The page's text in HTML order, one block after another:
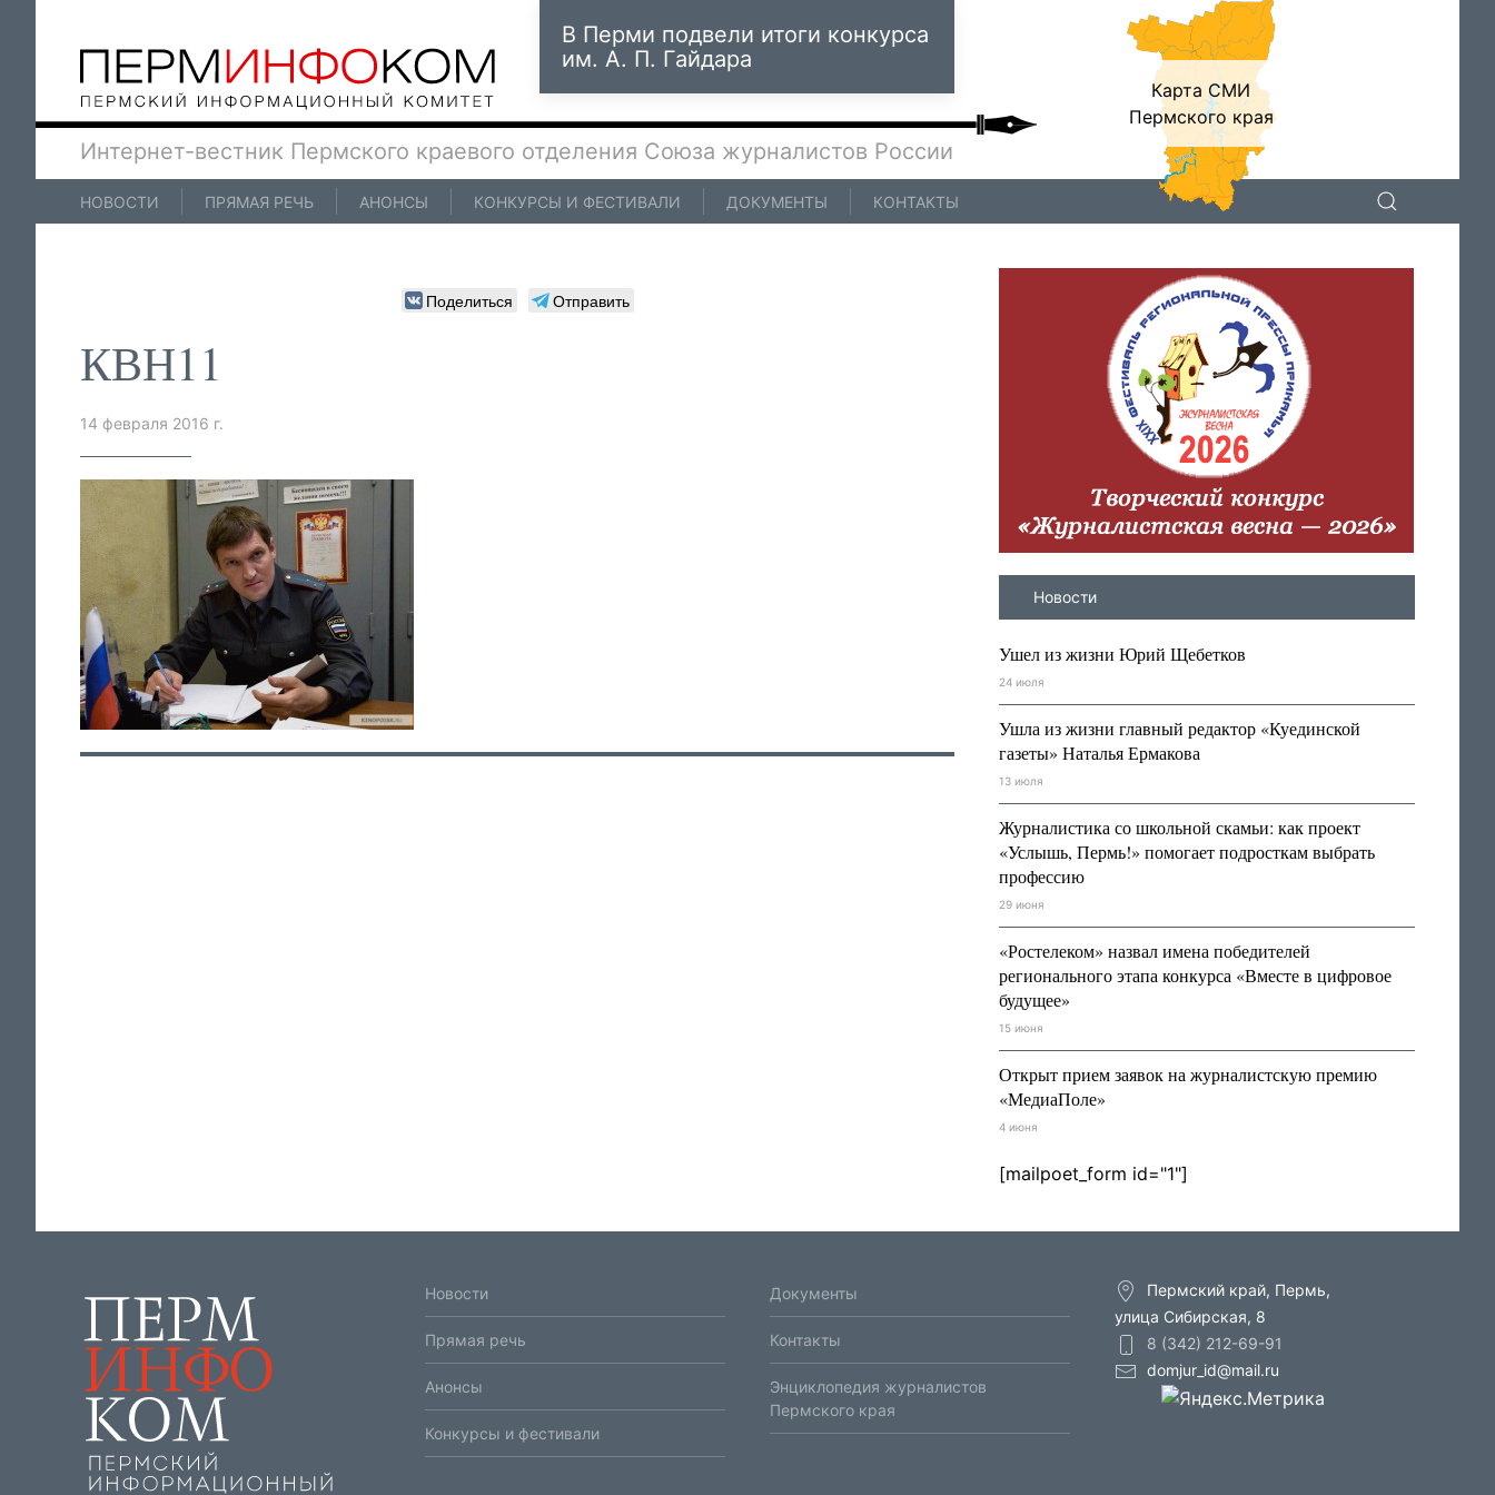
В Перми подвели итоги конкурса
им. А. П. Гайдара
Карта СМИ
Пермского края
Интернет-вестник Пермского краевого отделения Союза журналистов России
НОВОСТИ ПРЯМАЯ РЕЧЬ АНОНСЫ КОНКУРСЫ И ФЕСТИВАЛИ ДОКУМЕНТЫ КОНТАКТЫ
Поделиться Отправить
КВН11
14 февраля 2016 г.
Новости
Ушел из жизни Юрий Щебетков
24 июля
Ушла из жизни главный редактор «Куединской
газеты» Наталья Ермакова
13 июля
Журналистика со школьной скамьи: как проект
«Услышь, Пермь!» помогает подросткам выбрать
профессию
29 июня
«Ростелеком» назвал имена победителей
регионального этапа конкурса «Вместе в цифровое
будущее»
15 июня
Открыт прием заявок на журналистскую премию
«МедиаПоле»
4 июня
[mailpoet_form id="1"]
Новости
Прямая речь
Анонсы
Конкурсы и фестивали
Документы
Контакты
Энциклопедия журналистов
Пермского края
Пермский край, Пермь,
улица Сибирская, 8
8 (342) 212-69-91
domjur_id@mail.ru